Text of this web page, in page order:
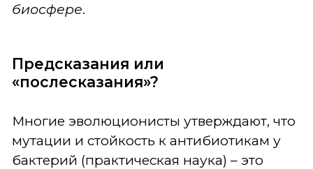
биосфере.
Предсказания или
«послесказания»?
Многие эволюционисты утверждают, что
мутации и стойкость к антибиотикам у
бактерий (практическая наука) – это